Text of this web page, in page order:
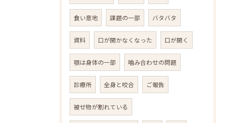
食い意地 課題の一部 バタバタ
資料 口が開かなくなった 口が開く
顎は身体の一部 噛み合わせの問題
診療所 全身と咬合 ご報告
被せ物が割れている